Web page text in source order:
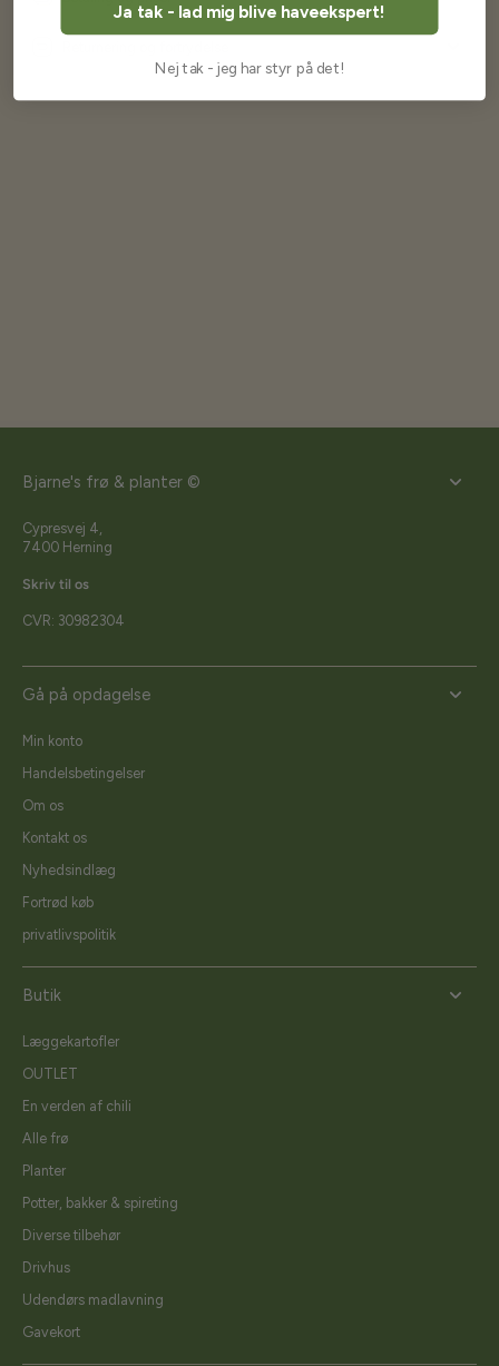
Bjarne's frø & planter ©
Cypresvej 4,
7400 Herning
Skriv til os
CVR: 30982304
Gå på opdagelse
Min konto
Handelsbetingelser
Om os
Kontakt os
Nyhedsindlæg
Fortrød køb
privatlivspolitik
Butik
Læggekartofler
OUTLET
En verden af chili
Alle frø
Planter
Potter, bakker & spireting
Diverse tilbehør
Drivhus
Udendørs madlavning
Gavekort
Ja tak - lad mig blive haveekspert!
Nej tak - jeg har styr på det!